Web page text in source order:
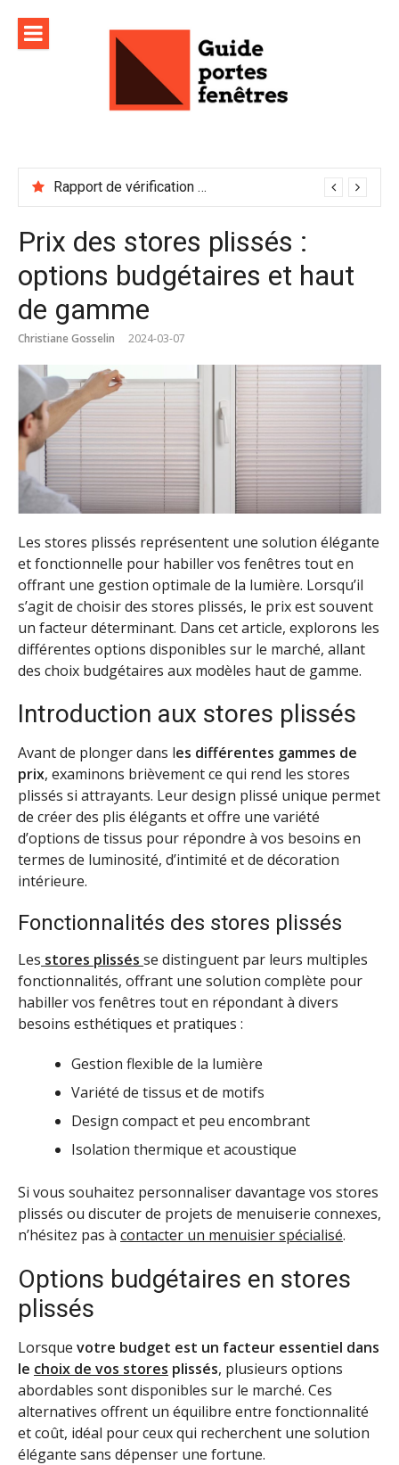
contenu
Rapport de vérification sécurité : à conserver précieusement
Prix des stores plissés :
options budgétaires et haut
de gamme
Christiane Gosselin 2024-03-07
Les stores plissés représentent une solution élégante
et fonctionnelle pour habiller vos fenêtres tout en
offrant une gestion optimale de la lumière. Lorsqu’il
s’agit de choisir des stores plissés, le prix est souvent
un facteur déterminant. Dans cet article, explorons les
différentes options disponibles sur le marché, allant
des choix budgétaires aux modèles haut de gamme.
Introduction aux stores plissés
Avant de plonger dans les différentes gammes de
prix, examinons brièvement ce qui rend les stores
plissés si attrayants. Leur design plissé unique permet
de créer des plis élégants et offre une variété
d’options de tissus pour répondre à vos besoins en
termes de luminosité, d’intimité et de décoration
intérieure.
Fonctionnalités des stores plissés
Les stores plissés se distinguent par leurs multiples
fonctionnalités, offrant une solution complète pour
habiller vos fenêtres tout en répondant à divers
besoins esthétiques et pratiques :
Gestion flexible de la lumière
Variété de tissus et de motifs
Design compact et peu encombrant
Isolation thermique et acoustique
Si vous souhaitez personnaliser davantage vos stores
plissés ou discuter de projets de menuiserie connexes,
n’hésitez pas à contacter un menuisier spécialisé.
Options budgétaires en stores
plissés
Lorsque votre budget est un facteur essentiel dans
le choix de vos stores plissés, plusieurs options
abordables sont disponibles sur le marché. Ces
alternatives offrent un équilibre entre fonctionnalité
et coût, idéal pour ceux qui recherchent une solution
élégante sans dépenser une fortune.